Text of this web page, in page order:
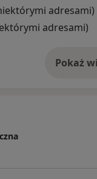
adresami)
adresami)
Pokaż o